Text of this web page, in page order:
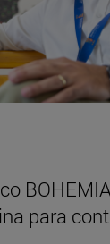
para